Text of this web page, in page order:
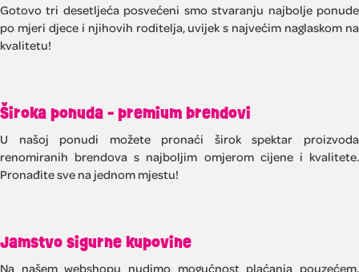
Gotovo tri desetljeća posvećeni smo stvaranju najbolje ponude
po mjeri djece i njihovih roditelja, uvijek s najvećim naglaskom na
kvalitetu!
Široka ponuda - premium brendovi
U našoj ponudi možete pronaći širok spektar proizvoda
renomiranih brendova s najboljim omjerom cijene i kvalitete.
Pronađite sve na jednom mjestu!
Jamstvo sigurne kupovine
Na našem webshopu nudimo mogućnost plaćanja pouzećem,